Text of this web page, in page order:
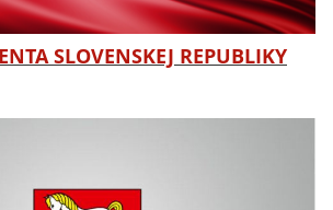
SLOVENSKEJ REPUBLIKY